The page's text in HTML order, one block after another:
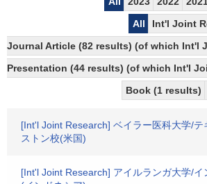
All
Int'l Joint
Journal Article (82 results) (of which Int'l
Presentation (44 results) (of which Int'l
Book (1 results)
[Int'l Joint Research] ベイラー医科大学/テ
ストン校(米国)
[Int'l Joint Research] アイルランガ大学/イ